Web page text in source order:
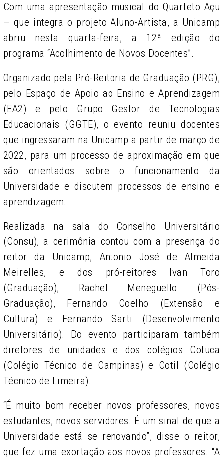
Com uma apresentação musical do Quarteto Açu
– que integra o projeto Aluno-Artista, a Unicamp
abriu nesta quarta-feira, a 12ª edição do
programa “Acolhimento de Novos Docentes”.
Organizado pela Pró-Reitoria de Graduação (PRG),
pelo Espaço de Apoio ao Ensino e Aprendizagem
(EA2) e pelo Grupo Gestor de Tecnologias
Educacionais (GGTE), o evento reuniu docentes
que ingressaram na Unicamp a partir de março de
2022, para um processo de aproximação em que
são orientados sobre o funcionamento da
Universidade e discutem processos de ensino e
aprendizagem.
Realizada na sala do Conselho Universitário
(Consu), a cerimônia contou com a presença do
reitor da Unicamp, Antonio José de Almeida
Meirelles, e dos pró-reitores Ivan Toro
(Graduação), Rachel Meneguello (Pós-
Graduação), Fernando Coelho (Extensão e
Cultura) e Fernando Sarti (Desenvolvimento
Universitário). Do evento participaram também
diretores de unidades e dos colégios Cotuca
(Colégio Técnico de Campinas) e Cotil (Colégio
Técnico de Limeira).
“É muito bom receber novos professores, novos
estudantes, novos servidores. É um sinal de que a
Universidade está se renovando”, disse o reitor,
que fez uma exortação aos novos professores. “A